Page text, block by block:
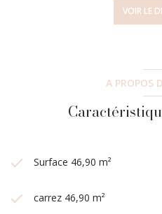
VOIR LE
A PROPOS
Surface 46,90 m²
carrez 46,90 m²